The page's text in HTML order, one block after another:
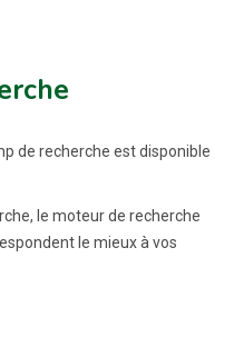
de recherche est disponible
le moteur de recherche
le mieux à vos